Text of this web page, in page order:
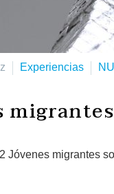
Experiencias
Jóvenes migrantes